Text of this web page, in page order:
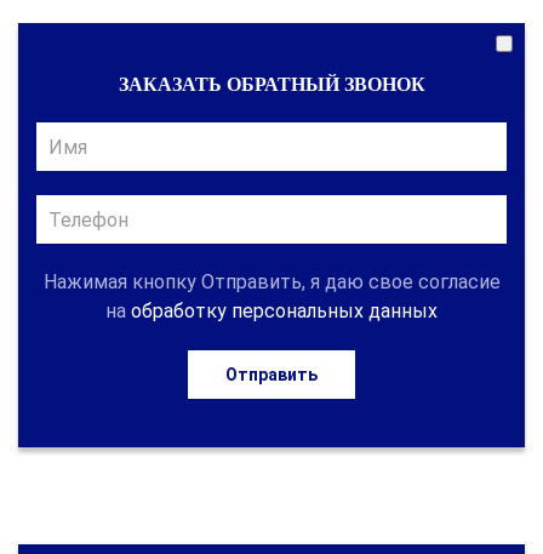
ЗАКАЗАТЬ ОБРАТНЫЙ ЗВОНОК
Нажимая кнопку Отправить, я даю свое согласие
на обработку персональных данных
Отправить